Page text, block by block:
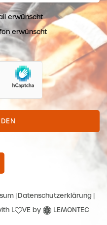
erwünscht
erwünscht
Datenschutzerklärung
L VE by LEMONTEC